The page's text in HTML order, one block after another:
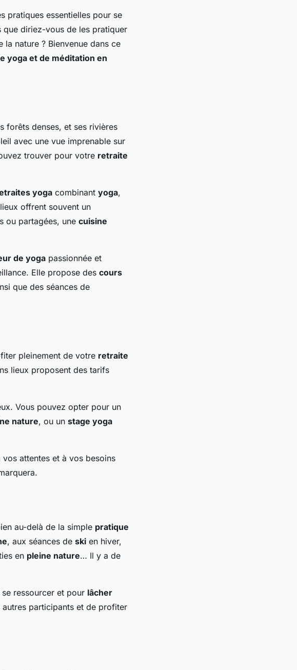
pratiques essentielles pour se
que diriez-vous de les pratiquer
la nature ? Bienvenue dans ce
yoga et de méditation en
forêts denses, et ses rivières
avec une vue imprenable sur
trouver pour votre retraite
yoga combinant yoga,
offrent souvent un
ou partagées, une cuisine
de yoga passionnée et
Elle propose des cours
que des séances de
pleinement de votre retraite
lieux proposent des tarifs
Vous pouvez opter pour un
nature, ou un stage yoga
attentes et à vos besoins
au-delà de la simple pratique
, aux séances de ski en hiver,
en pleine nature… Il y a de
se ressourcer et pour lâcher
participants et de profiter